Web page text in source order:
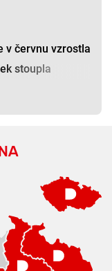
v červnu vzrostla
stoupla